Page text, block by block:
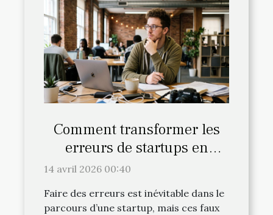
Comment transformer les
erreurs de startups en
opportunités de croissance ?
14 avril 2026 00:40
Faire des erreurs est inévitable dans le
parcours d’une startup, mais ces faux